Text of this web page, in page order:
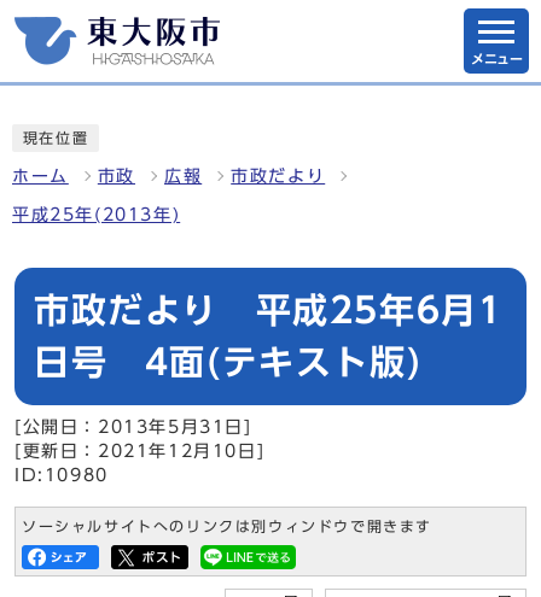
メニュー
現在位置
ホーム 市政 広報 市政だより
平成25年(2013年)
市政だより 平成25年6月1
日号 4面(テキスト版)
[公開日：2013年5月31日]
[更新日：2021年12月10日]
ID:10980
ソーシャルサイトへのリンクは別ウィンドウで開きます